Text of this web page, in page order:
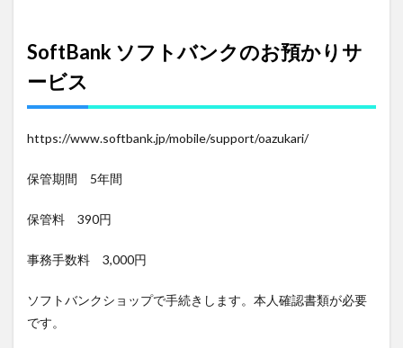
SoftBank ソフトバンクのお預かりサ
ービス
https://www.softbank.jp/mobile/support/oazukari/
保管期間 5年間
保管料 390円
事務手数料 3,000円
ソフトバンクショップで手続きします。本人確認書類が必要
です。